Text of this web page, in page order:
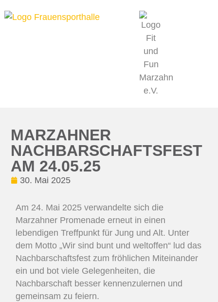
MARZAHNER
NACHBARSCHAFTSFEST
AM 24.05.25
30. Mai 2025
Am 24. Mai 2025 verwandelte sich die
Marzahner Promenade erneut in einen
lebendigen Treffpunkt für Jung und Alt. Unter
dem Motto „Wir sind bunt und weltoffen“ lud das
Nachbarschaftsfest zum fröhlichen Miteinander
ein und bot viele Gelegenheiten, die
Nachbarschaft besser kennenzulernen und
gemeinsam zu feiern.